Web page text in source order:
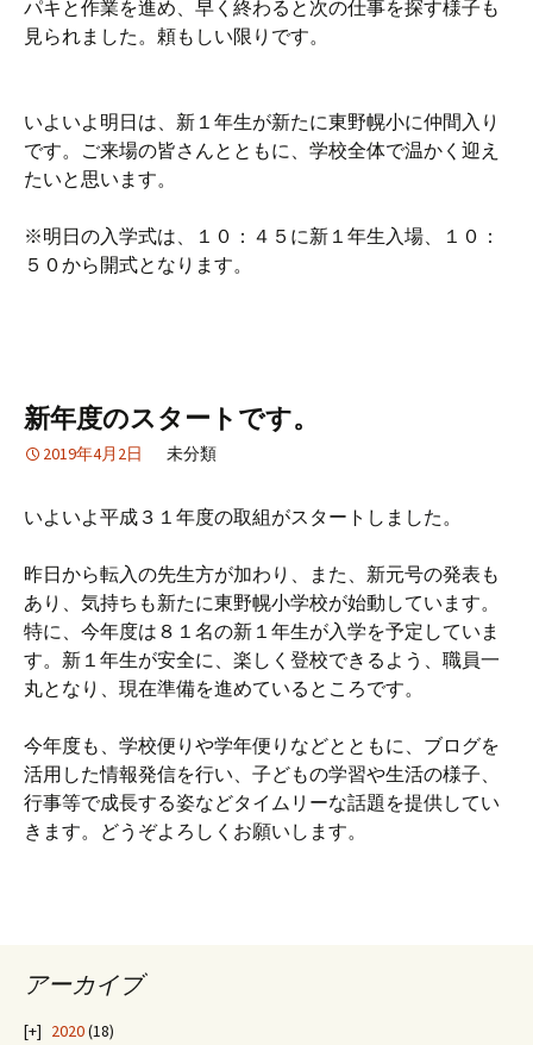
パキと作業を進め、早く終わると次の仕事を探す様子も
見られました。頼もしい限りです。
いよいよ明日は、新１年生が新たに東野幌小に仲間入り
です。ご来場の皆さんとともに、学校全体で温かく迎え
たいと思います。
※明日の入学式は、１０：４５に新１年生入場、１０：
５０から開式となります。
新年度のスタートです。
2019年4月2日 未分類
いよいよ平成３１年度の取組がスタートしました。
昨日から転入の先生方が加わり、また、新元号の発表も
あり、気持ちも新たに東野幌小学校が始動しています。
特に、今年度は８１名の新１年生が入学を予定していま
す。新１年生が安全に、楽しく登校できるよう、職員一
丸となり、現在準備を進めているところです。
今年度も、学校便りや学年便りなどとともに、ブログを
活用した情報発信を行い、子どもの学習や生活の様子、
行事等で成長する姿などタイムリーな話題を提供してい
きます。どうぞよろしくお願いします。
アーカイブ
2020(18)